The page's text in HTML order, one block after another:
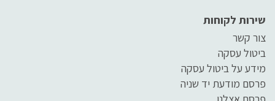
שירות לקוחות
צור קשר
ביטול עסקה
מידע על ביטול עסקה
פרסם מודעת יד שניה